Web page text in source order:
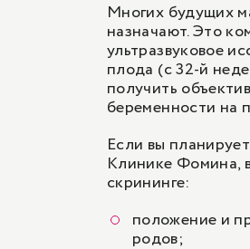
Многих будущих
назначают. Это
ультразвуковое
плода (с 32-й
получить
беременности на
Если вы
Клинике Фомина,
скрининге:
положение и
родов;